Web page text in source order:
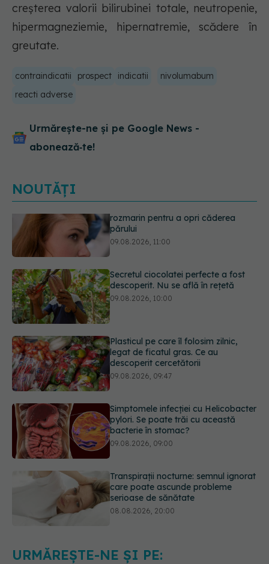
creșterea valorii bilirubinei totale, neutropenie,
hipermagneziemie, hipernatremie, scădere în
greutate.
contraindicatii prospect indicatii
nivolumabum
reacti adverse
Urmărește-ne și pe Google News -
abonează‑te!
NOUTĂȚI
Secretul ciocolatei perfecte a fost
descoperit. Nu se află în rețetă
Plasticul pe care îl folosim zilnic,
Simptomele infecției cu Helicobacter
pylori. Se poate trăi cu această
Transpirații nocturne: semnul ignorat
care poate ascunde probleme
Cum folosești uleiul esențial de
rozmarin pentru a opri căderea
URMĂREȘTE-NE ȘI PE: